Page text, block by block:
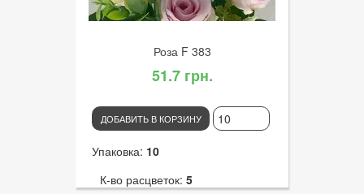
Роза F 383
51.7 грн.
ДОБАВИТЬ В КОРЗИНУ
Упаковка: 10
К-во расцветок: 5